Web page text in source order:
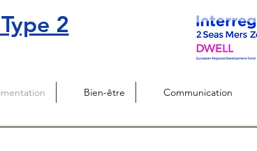
2
Bien-être Communication